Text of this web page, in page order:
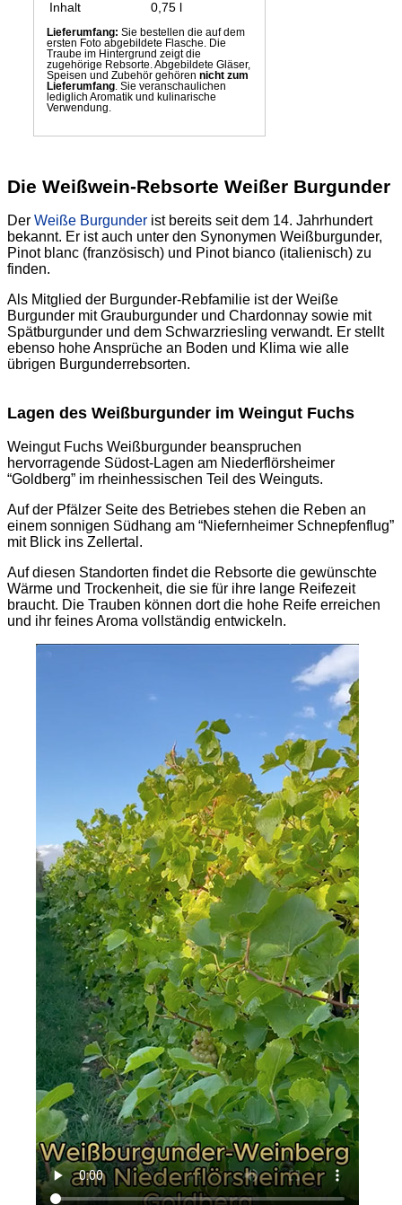
Inhalt 0,75 l
Lieferumfang:Sie bestellen die auf dem
ersten Foto abgebildete Flasche. Die
Traube im Hintergrund zeigt die
zugehörige Rebsorte. Abgebildete Gläser,
Speisen und Zubehör gehörennicht zum
Lieferumfang . Sie veranschaulichen
lediglich Aromatik und kulinarische
Verwendung.
Die Weißwein-Rebsorte Weißer Burgunder
Der Weiße Burgunder ist bereits seit dem 14. Jahrhundert
bekannt. Er ist auch unter den Synonymen Weißburgunder,
Pinot blanc (französisch) und Pinot bianco (italienisch) zu
finden.
Als Mitglied der Burgunder-Rebfamilie ist der Weiße
Burgunder mit Grauburgunder und Chardonnay sowie mit
Spätburgunder und dem Schwarzriesling verwandt. Er stellt
ebenso hohe Ansprüche an Boden und Klima wie alle
übrigen Burgunderrebsorten.
Lagen des Weißburgunder im Weingut Fuchs
Weingut Fuchs Weißburgunder beanspruchen
hervorragende Südost-Lagen am Niederflörsheimer
“Goldberg” im rheinhessischen Teil des Weinguts.
Auf der Pfälzer Seite des Betriebes stehen die Reben an
einem sonnigen Südhang am “Niefernheimer Schnepfenflug”
mit Blick ins Zellertal.
Auf diesen Standorten findet die Rebsorte die gewünschte
Wärme und Trockenheit, die sie für ihre lange Reifezeit
braucht. Die Trauben können dort die hohe Reife erreichen
und ihr feines Aroma vollständig entwickeln.